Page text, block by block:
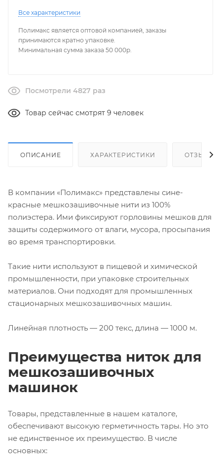
Все характеристики
Полимакс является оптовой компанией, заказы
принимаются кратно упаковке.
Минимальная сумма заказа 50 000р.
Посмотрели 4827 раз
Товар сейчас смотрят 9 человек
ОПИСАНИЕ ХАРАКТЕРИСТИКИ ОТЗЫВЫ
В компании «Полимакс» представлены сине-
красные мешкозашивочные нити из 100%
полиэстера. Ими фиксируют горловины мешков для
защиты содержимого от влаги, мусора, просыпания
во время транспортировки.
Такие нити используют в пищевой и химической
промышленности, при упаковке строительных
материалов. Они подходят для промышленных
стационарных мешкозашивочных машин.
Линейная плотность — 200 текс, длина — 1000 м.
Преимущества ниток для
мешкозашивочных
машинок
Товары, представленные в нашем каталоге,
обеспечивают высокую герметичность тары. Но это
не единственное их преимущество. В числе
основных: